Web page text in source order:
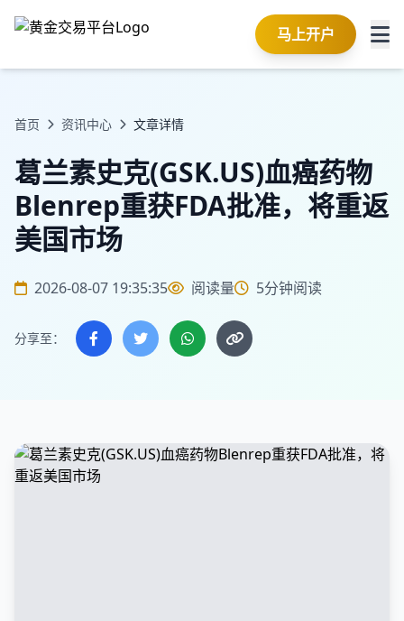
马上开户
首页 资讯中心 文章详情
葛兰素史克(GSK.US)血癌药物
Blenrep重获FDA批准，将重返
美国市场
2026-08-07 19:35:35 阅读量 5分钟阅读
分享至：